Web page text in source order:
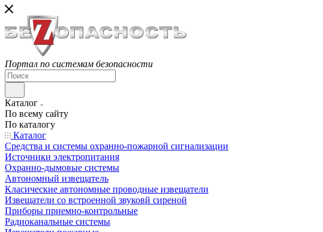
Портал по системам безопасности
Каталог
По всему сайту
По каталогу
Каталог
Средства и системы охранно-пожарной сигнализации
Источники электропитания
Охранно-дымовые системы
Автономный извещатель
Класические автономные проводные извещатели
Извещатели со встроенной звуковй сиреной
Приборы приемно-контрольные
Радиоканальные системы